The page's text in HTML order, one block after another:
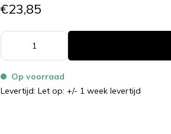
€23,85
Op voorraad
Levertijd: Let op: +/- 1 week levertijd